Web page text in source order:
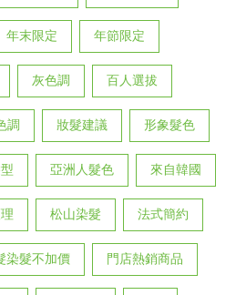
年末限定 年節限定
灰色調 百人選拔
調 妝髮建議 形象髮色
亞洲人髮色 來自韓國
松山染髮 法式簡約
染髮不加價 門店熱銷商品